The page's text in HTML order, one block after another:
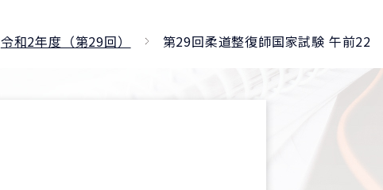
令和2年度（第29回） 第29回柔道整復師国家試験 午前22